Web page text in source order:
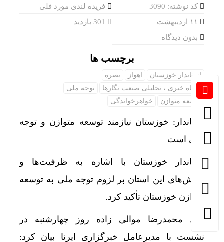
کد نوشته: 3090
فریده لندی مورد فلی
بدون دیدگاه
برچسب ها
استاندار خوزستان اهواز
بصره
پایگاه خبری ، تحلیلی صنعت نگارها
توجه ملی
توسعه متوازن
خواهرخواندگی
استاندار: خوزستان نیازمند توسعه متوازن و توجه
ملی است
استاندار خوزستان با اشاره به ظرفیت‌ها و
چالش‌های این استان بر لزوم توجه ملی به توسعه
متوازن خوزستان تأکید کرد.
سید محمدرضا موالی زاده روز چهارشنبه در
نشست با مدیرعامل خبرگزاری ایرنا بیان کرد: